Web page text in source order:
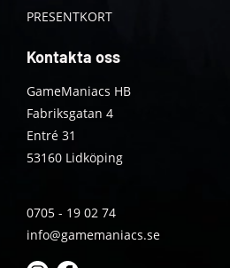
PRESENTKORT
Kontakta oss
GameManiacs HB
Fabriksgatan 4
Entré 31
53160 Lidköping
0705 - 19 02 74
info@gamemaniacs.se